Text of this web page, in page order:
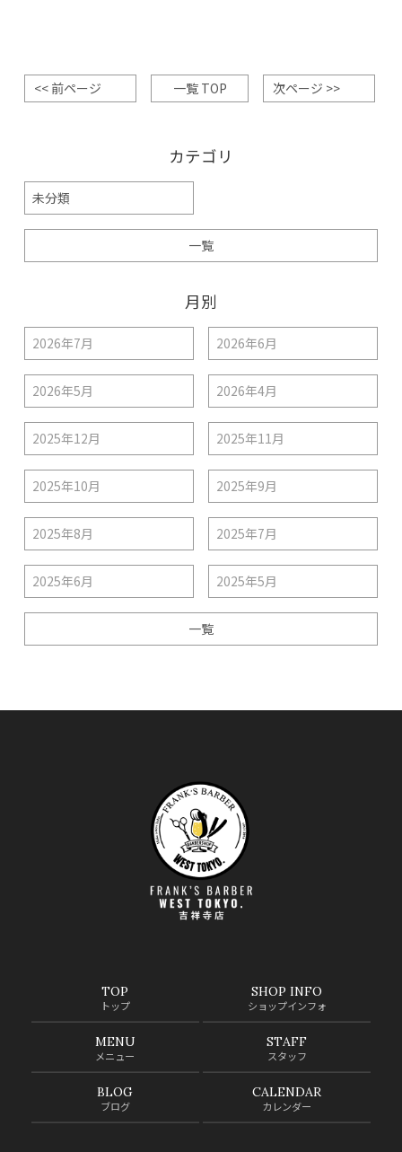
<< 前ページ 一覧 TOP 次ページ >>
カテゴリ
未分類
一覧
月別
2026年7月 2026年6月
2026年5月 2026年4月
2025年12月 2025年11月
2025年10月 2025年9月
2025年8月 2025年7月
2025年6月 2025年5月
一覧
TOP
トップ
SHOP INFO
ショップインフォ
MENU
メニュー
STAFF
スタッフ
BLOG
ブログ
CALENDAR
カレンダー